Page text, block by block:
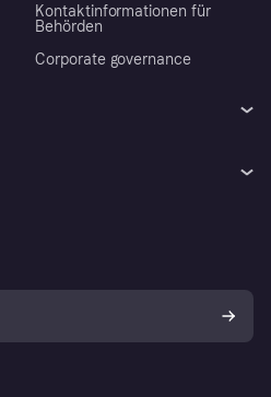
Kontaktinformationen für
Behörden
Corporate governance
Dein Widerrufsrecht